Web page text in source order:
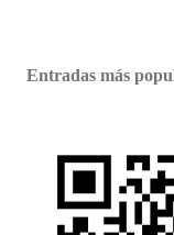
Entradas más